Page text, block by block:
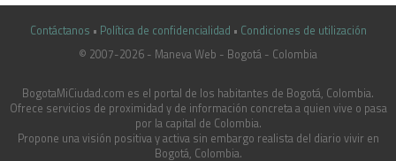
Contáctanos • Política de confidencialidad • Condiciones de utilización
© 2007-2026 - Maneva Web - Bogotá - Colombia
casinoluck.ca
BogotaMiCiudad.com es el portal de los habitantes de Bogotá, Colombia.
Ofrece servicios de proximidad y de información concreta a quien vive o pasa
por la capital de Colombia.
Propone una visión positiva y activa sin embargo realista del diario vivir en
Bogotá, Colombia.